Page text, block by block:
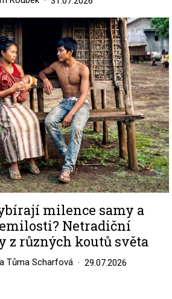
milence samy a
Netradiční
z různých koutů světa
Tůma Scharfová 29.07.2026